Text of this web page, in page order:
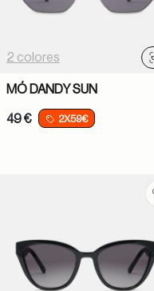
2 colores
MÓ DANDY SUN
49 € 2X59€